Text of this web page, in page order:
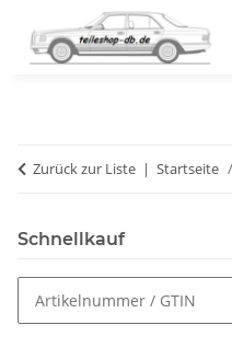
Zurück zur Liste Startseite
Schnellkauf